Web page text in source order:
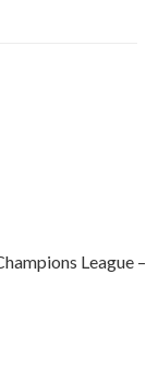
League –